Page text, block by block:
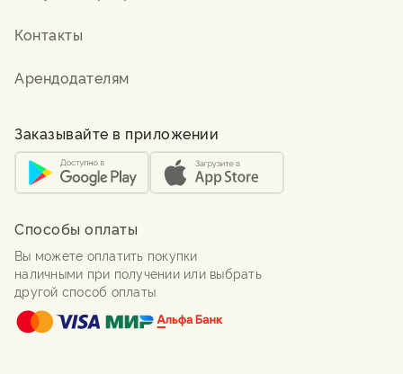
Контакты
Арендодателям
Заказывайте в приложении
Способы оплаты
Вы можете оплатить покупки
наличными при получении или выбрать
другой способ оплаты